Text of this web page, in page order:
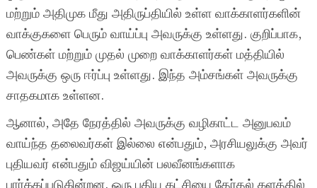
மற்றும் அதிமுக மீது அதிருப்தியில் உள்ள வாக்காளர்களின்
வாக்குகளை பெரும் வாய்ப்பு அவருக்கு உள்ளது. குறிப்பாக,
பெண்கள் மற்றும் முதல் முறை வாக்காளர்கள் மத்தியில்
அவருக்கு ஒரு ஈர்ப்பு உள்ளது. இந்த அம்சங்கள் அவருக்கு
சாதகமாக உள்ளன.
ஆனால், அதே நேரத்தில் அவருக்கு வழிகாட்ட அனுபவம்
வாய்ந்த தலைவர்கள் இல்லை என்பதும், அரசியலுக்கு அவர்
புதியவர் என்பதும் விஜய்யின் பலவீனங்களாக